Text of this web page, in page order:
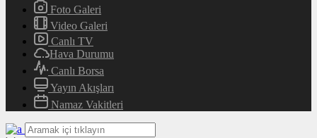
Foto Galeri
Video Galeri
Canlı TV
Hava Durumu
Canlı Borsa
Yayın Akışları
Namaz Vakitleri